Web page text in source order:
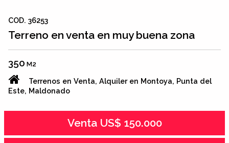
COD. 36253
Terreno en venta en muy buena zona
350 M2
Terrenos en Venta, Alquiler en Montoya, Punta del
Este, Maldonado
Venta US$ 150.000